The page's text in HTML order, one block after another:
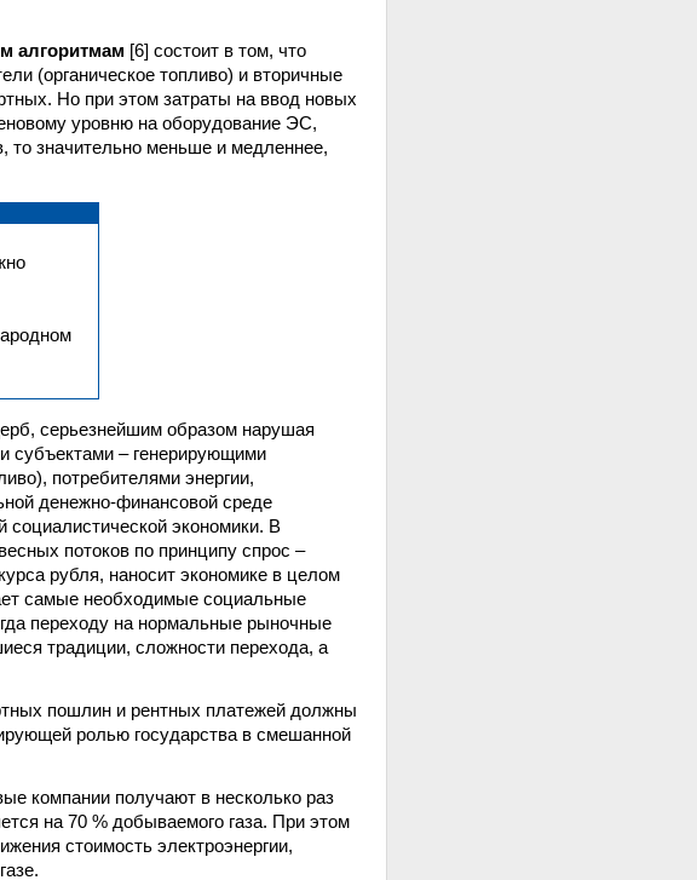
алгоритмам [6] состоит в том, что
(органическое топливо) и вторичные
Но при этом затраты на ввод новых
уровню на оборудование ЭС,
то значительно меньше и медленнее,
серьезнейшим образом нарушая
субъектами – генерирующими
потребителями энергии,
денежно-финансовой среде
социалистической экономики. В
потоков по принципу спрос –
рубля, наносит экономике в целом
самые необходимые социальные
переходу на нормальные рыночные
традиции, сложности перехода, а
пошлин и рентных платежей должны
ролью государства в смешанной
компании получают в несколько раз
на 70 % добываемого газа. При этом
стоимость электроэнергии,